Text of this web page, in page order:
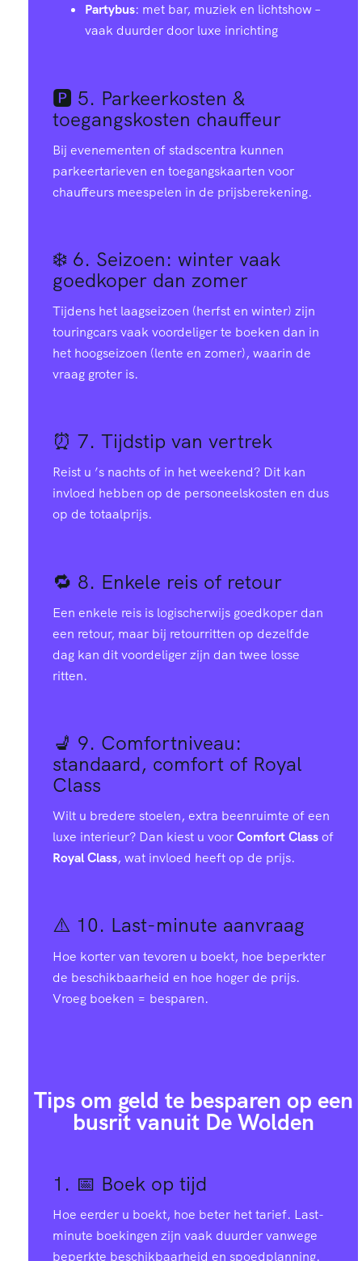
Partybus: met bar, muziek en lichtshow –
vaak duurder door luxe inrichting
🅿️ 5. Parkeerkosten &
toegangskosten chauffeur
Bij evenementen of stadscentra kunnen
parkeertarieven en toegangskaarten voor
chauffeurs meespelen in de prijsberekening.
❄️ 6. Seizoen: winter vaak
goedkoper dan zomer
Tijdens het laagseizoen (herfst en winter) zijn
touringcars vaak voordeliger te boeken dan in
het hoogseizoen (lente en zomer), waarin de
vraag groter is.
⏰ 7. Tijdstip van vertrek
Reist u ’s nachts of in het weekend? Dit kan
invloed hebben op de personeelskosten en dus
op de totaalprijs.
🔁 8. Enkele reis of retour
Een enkele reis is logischerwijs goedkoper dan
een retour, maar bij retourritten op dezelfde
dag kan dit voordeliger zijn dan twee losse
ritten.
💺 9. Comfortniveau:
standaard, comfort of Royal
Class
Wilt u bredere stoelen, extra beenruimte of een
luxe interieur? Dan kiest u voorComfort Classof
Royal Class, wat invloed heeft op de prijs.
⚠️ 10. Last-minute aanvraag
Hoe korter van tevoren u boekt, hoe beperkter
de beschikbaarheid en hoe hoger de prijs.
Vroeg boeken = besparen.
Tips om geld te besparen op een
busrit vanuit De Wolden
1. 📅 Boek op tijd
Hoe eerder u boekt, hoe beter het tarief. Last-
minute boekingen zijn vaak duurder vanwege
beperkte beschikbaarheid en spoedplanning.